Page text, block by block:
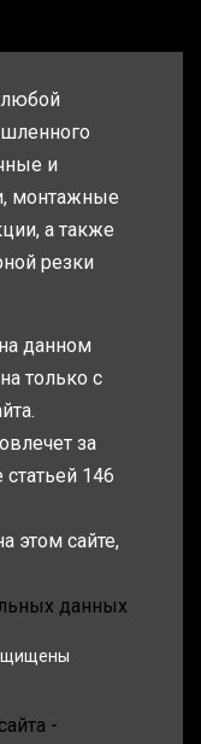
и
монтажные
а также
резки
данном
только с
за
146
этом сайте,
данных
-